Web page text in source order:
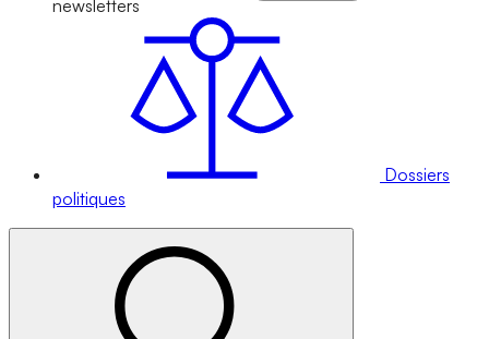
newsletters
Dossiers
politiques